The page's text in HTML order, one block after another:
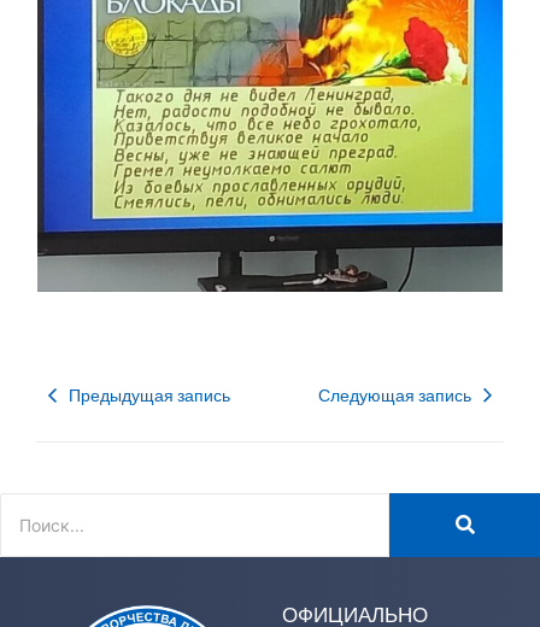
Предыдущая запись Следующая запись
ОФИЦИАЛЬНО